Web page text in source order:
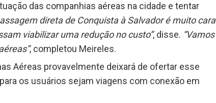
das companhias aéreas na cidade e tentar
direta de Conquista à Salvador é muito cara
viabilizar uma redução no custo”, disse. “Vamos
, completou Meireles.
Aéreas provavelmente deixará de ofertar esse
os usuários sejam viagens com conexão em